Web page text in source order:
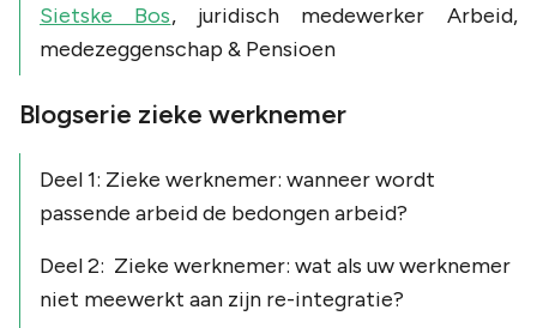
Sietske Bos, juridisch medewerker Arbeid,
medezeggenschap & Pensioen
Blogserie zieke werknemer
Deel 1: Zieke werknemer: wanneer wordt
passende arbeid de bedongen arbeid?
Deel 2: Zieke werknemer: wat als uw werknemer
niet meewerkt aan zijn re-integratie?